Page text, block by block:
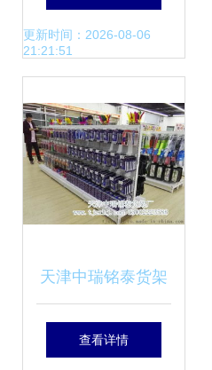
更新时间：2026-08-06
21:21:51
天津中瑞铭泰货架
厂 一站式货架供
查看详情